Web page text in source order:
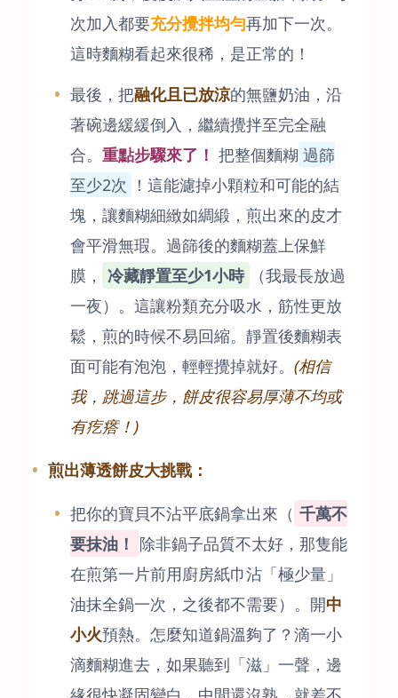
次加入都要充分攪拌均勻再加下一次。
這時麵糊看起來很稀，是正常的！
最後，把融化且已放涼的無鹽奶油，沿
著碗邊緩緩倒入，繼續攪拌至完全融
合。 重點步驟來了！ 把整個麵糊 過篩
至少2次
！這能濾掉小顆粒和可能的結
塊，讓麵糊細緻如綢緞，煎出來的皮才
會平滑無瑕。過篩後的麵糊蓋上保鮮
膜， 冷藏靜置至少1小時
（我最長放過
一夜）。這讓粉類充分吸水，筋性更放
鬆，煎的時候不易回縮。靜置後麵糊表
面可能有泡泡，輕輕攪掉就好。 (相信
我，跳過這步，餅皮很容易厚薄不均或
有疙瘩！)
煎出薄透餅皮大挑戰：
把你的寶貝不沾平底鍋拿出來（ 千萬不
要抹油！ 除非鍋子品質不太好，那隻能
在煎第一片前用廚房紙巾沾「極少量」
油抹全鍋一次，之後都不需要）。開中
小火預熱。怎麼知道鍋溫夠了？滴一小
滴麵糊進去，如果聽到「滋」一聲，邊